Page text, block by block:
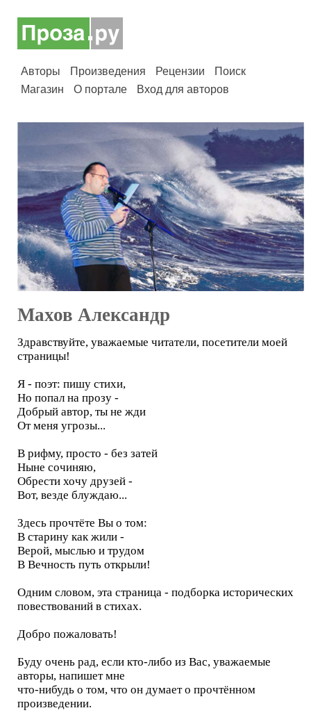
Авторы Произведения Рецензии
Поиск
Магазин
О портале Вход для авторов
Махов Александр
Здравствуйте, уважаемые читатели, посетители моей
страницы!
Я - поэт: пишу стихи,
Но попал на прозу -
Добрый автор, ты не жди
От меня угрозы...
В рифму, просто - без затей
Ныне сочиняю,
Обрести хочу друзей -
Вот, везде блуждаю...
Здесь прочтёте Вы о том:
В старину как жили -
Верой, мыслью и трудом
В Вечность путь открыли!
Одним словом, эта страница - подборка исторических
повествований в стихах.
Добро пожаловать!
Буду очень рад, если кто-либо из Вас, уважаемые
авторы, напишет мне
что-нибудь о том, что он думает о прочтённом
произведении.